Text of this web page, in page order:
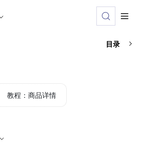
documentation index is
目录
教程：商品详情